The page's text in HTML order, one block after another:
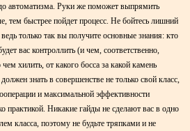
автоматизма. Руки же поможет выпрямить
тем быстрее пойдет процесс. Не бойтесь лишний
только так вы получите основные знания: кто
вас контроллить (и чем, соответственно,
хилить, от какого босса за какой камень
знать в совершенстве не только свой класс,
и максимальной эффективности
практикой. Никакие гайды не сделают вас в одно
класса, поэтому не будьте тряпками и не